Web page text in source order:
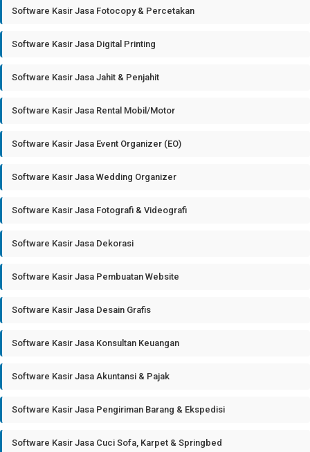
Software Kasir Jasa Fotocopy & Percetakan
Software Kasir Jasa Digital Printing
Software Kasir Jasa Jahit & Penjahit
Software Kasir Jasa Rental Mobil/Motor
Software Kasir Jasa Event Organizer (EO)
Software Kasir Jasa Wedding Organizer
Software Kasir Jasa Fotografi & Videografi
Software Kasir Jasa Dekorasi
Software Kasir Jasa Pembuatan Website
Software Kasir Jasa Desain Grafis
Software Kasir Jasa Konsultan Keuangan
Software Kasir Jasa Akuntansi & Pajak
Software Kasir Jasa Pengiriman Barang & Ekspedisi
Software Kasir Jasa Cuci Sofa, Karpet & Springbed